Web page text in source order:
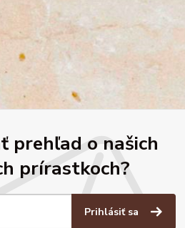
prehľad o našich
prírastkoch?
Prihlásiť sa